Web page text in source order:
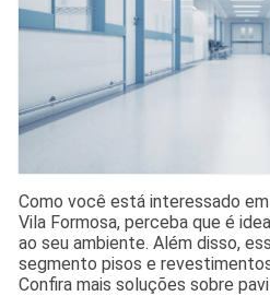
Como você está interessado
Vila Formosa, perceba que é
ao seu ambiente. Além disso,
segmento pisos e
Confira mais soluções sobre